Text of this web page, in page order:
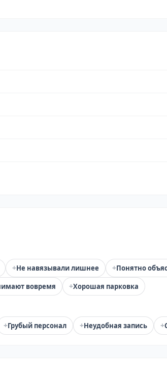
+Не навязывали лишнее +Понятно
вовремя +Хорошая парковка
+Грубый персонал +Неудобная запись +